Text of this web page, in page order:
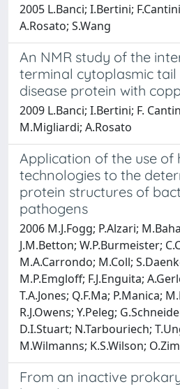
2005 L.Banci; I.Bertini;
A.Rosato; S.Wang
An NMR study of the
terminal cytoplasmic tail
disease protein with
2009 L.Banci; I.Bertini; F.
M.Migliardi; A.Rosato
Application of the use of
technologies to the
protein structures of
pathogens
2006 M.J.Fogg; P.Alzari;
J.M.Betton; W.P.Burmeister;
M.A.Carrondo; M.Coll;
M.P.Emgloff; F.J.Enguita;
T.A.Jones; Q.F.Ma; P.Manica;
R.J.Owens; Y.Peleg;
D.I.Stuart; N.Tarbouriech;
M.Wilmanns; K.S.Wilson;
From an inactive